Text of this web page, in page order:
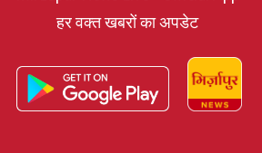
हर वक्त खबरों का अपडेट